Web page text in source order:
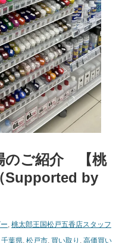
のご紹介 【桃
Supported by
, 桃太郎王国松戸五香店スタッフ
千葉県, 松戸市, 買い取り , 高価買い